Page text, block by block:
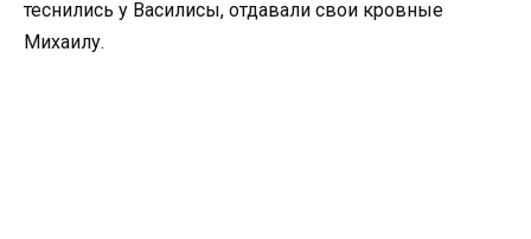
теснились у Василисы, отдавали свои кровные
Михаилу.